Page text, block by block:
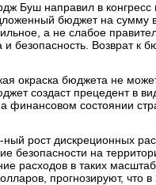
Буш направил в конгресс
бюджет на сумму
а не слабое
и безопасность. Возврат
окраска бюджета не
создаст прецедент в
финансовом состоянии
рост дискреционных
безопасности на
расходов в таких
прогнозируют, что